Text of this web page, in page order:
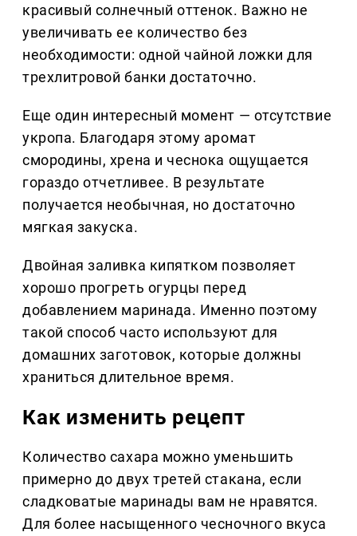
красивый солнечный оттенок. Важно не
увеличивать ее количество без
необходимости: одной чайной ложки для
трехлитровой банки достаточно.
Еще один интересный момент — отсутствие
укропа. Благодаря этому аромат
смородины, хрена и чеснока ощущается
гораздо отчетливее. В результате
получается необычная, но достаточно
мягкая закуска.
Двойная заливка кипятком позволяет
хорошо прогреть огурцы перед
добавлением маринада. Именно поэтому
такой способ часто используют для
домашних заготовок, которые должны
храниться длительное время.
Как изменить рецепт
Количество сахара можно уменьшить
примерно до двух третей стакана, если
сладковатые маринады вам не нравятся.
Для более насыщенного чесночного вкуса